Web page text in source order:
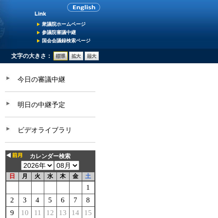
衆議院ホームページ
参議院審議中継
国会会議録検索ページ
文字の大きさ：
今日の審議中継
明日の中継予定
ビデオライブラリ
カレンダー検索
日 月 火 水 木 金 土
1
2
3 4 5 6 7
8
9
10 11 12 13 14
15